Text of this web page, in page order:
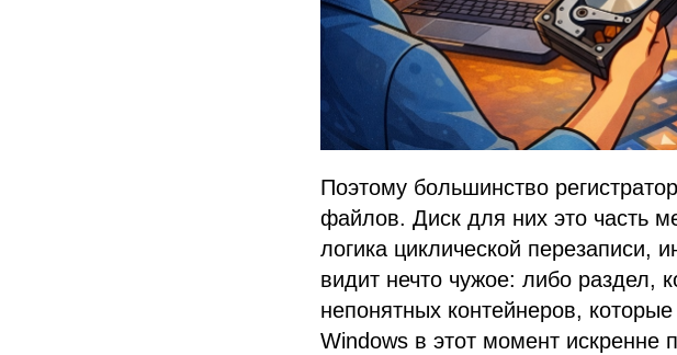
Поэтому большинство
файлов. Диск для них это часть
логика циклической перезаписи,
видит нечто чужое: либо раздел,
непонятных контейнеров,
Windows в этот момент искренне